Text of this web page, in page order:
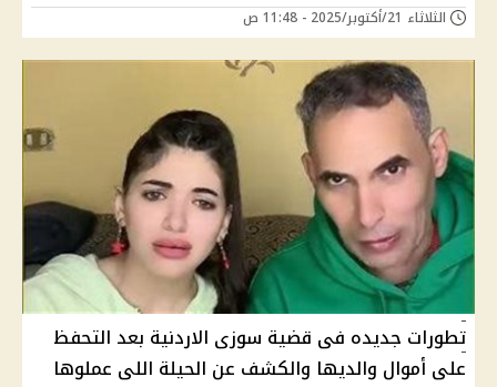
الثلاثاء 21/أكتوبر/2025 - 11:48 ص
تطورات جديده فى قضية سوزى الاردنية بعد التحفظ
على أموال والديها والكشف عن الحيلة اللى عملوها